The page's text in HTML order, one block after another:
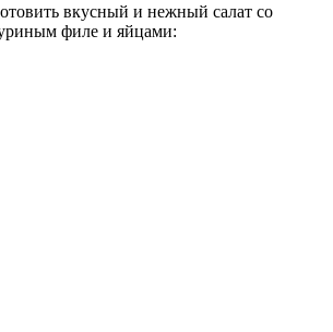
вкусный и нежный салат со
филе и яйцами: